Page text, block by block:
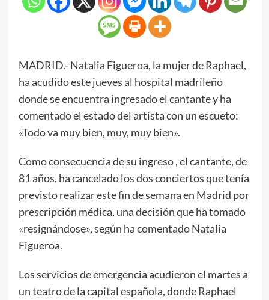
MADRID.- Natalia Figueroa, la mujer de Raphael,
ha acudido este jueves al hospital madrileño
donde se encuentra ingresado el cantante y ha
comentado el estado del artista con un escueto:
«Todo va muy bien, muy, muy bien».
Como consecuencia de su ingreso , el cantante, de
81 años, ha cancelado los dos conciertos que tenía
previsto realizar este fin de semana en Madrid por
prescripción médica, una decisión que ha tomado
«resignándose», según ha comentado Natalia
Figueroa.
Los servicios de emergencia acudieron el martes a
un teatro de la capital española, donde Raphael